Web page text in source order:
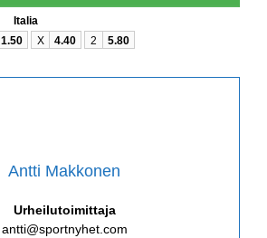
Italia
1.50 X 4.40 2 5.80
Antti Makkonen
Urheilutoimittaja
antti@sportnyhet.com